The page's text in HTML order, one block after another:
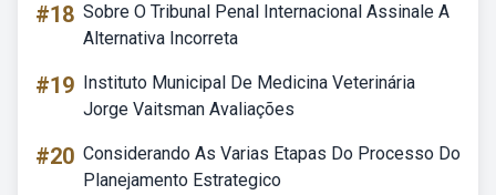
#18 Sobre O Tribunal Penal Internacional Assinale A
Alternativa Incorreta
#19 Instituto Municipal De Medicina Veterinária
Jorge Vaitsman Avaliações
#20 Considerando As Varias Etapas Do Processo Do
Planejamento Estrategico